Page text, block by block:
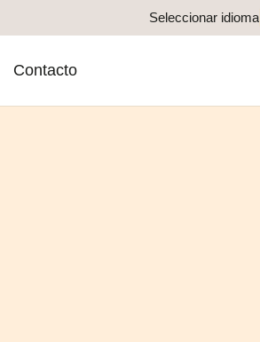
Seleccionar idioma
Contacto